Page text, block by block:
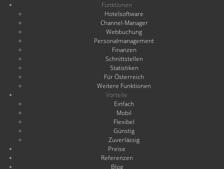
Funktionen
Hotelsoftware
Channel-Manager
Webbuchung
Personalmanagement
Finanzen
Schnittstellen
Statistiken
Für Österreich
Weitere Funktionen
Vorteile
Einfach
Mobil
Flexibel
Günstig
Zuverlässig
Preise
Referenzen
Blog